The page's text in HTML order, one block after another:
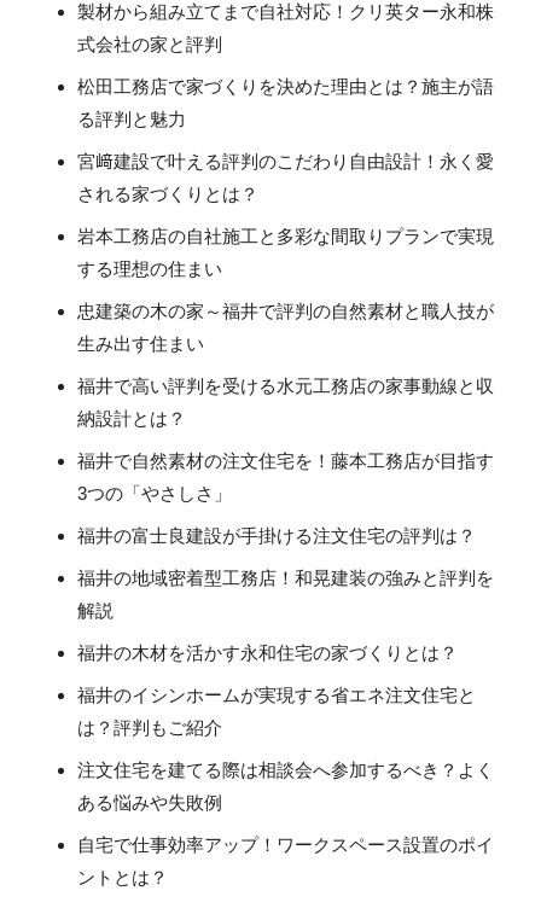
製材から組み立てまで自社対応！クリ英ター永和株
式会社の家と評判
松田工務店で家づくりを決めた理由とは？施主が語
る評判と魅力
宮﨑建設で叶える評判のこだわり自由設計！永く愛
される家づくりとは？
岩本工務店の自社施工と多彩な間取りプランで実現
する理想の住まい
忠建築の木の家～福井で評判の自然素材と職人技が
生み出す住まい
福井で高い評判を受ける水元工務店の家事動線と収
納設計とは？
福井で自然素材の注文住宅を！藤本工務店が目指す
3つの「やさしさ」
福井の富士良建設が手掛ける注文住宅の評判は？
福井の地域密着型工務店！和晃建装の強みと評判を
解説
福井の木材を活かす永和住宅の家づくりとは？
福井のイシンホームが実現する省エネ注文住宅と
は？評判もご紹介
注文住宅を建てる際は相談会へ参加するべき？よく
ある悩みや失敗例
自宅で仕事効率アップ！ワークスペース設置のポイ
ントとは？